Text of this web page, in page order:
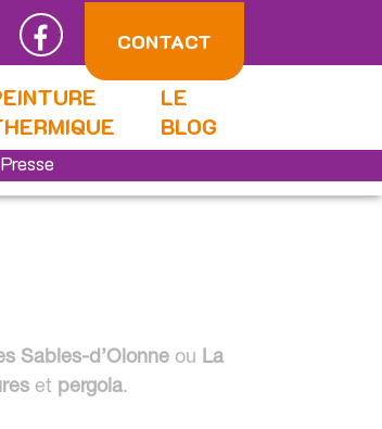
CONTACT
LE
BLOG
Presse
Sables-d’Olonneou La
et pergola.